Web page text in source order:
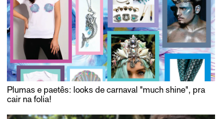
Plumas e paetês: looks de carnaval "much shine", pra
cair na folia!